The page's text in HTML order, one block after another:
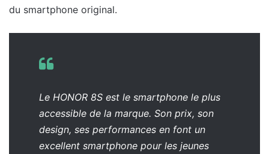
du smartphone original.
Le HONOR 8S est le smartphone le plus
accessible de la marque. Son prix, son
design, ses performances en font un
excellent smartphone pour les jeunes